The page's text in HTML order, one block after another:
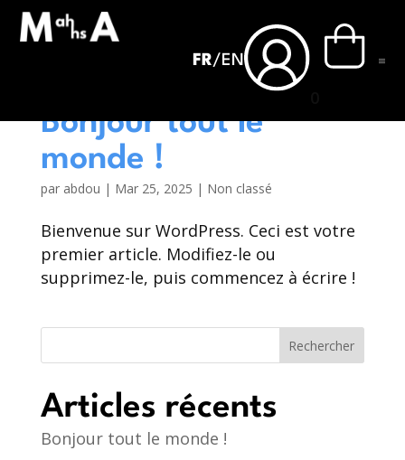
FR/ EN
Bonjour tout le
monde !
par abdou | Mar 25, 2025 | Non classé
Bienvenue sur WordPress. Ceci est votre
premier article. Modifiez-le ou
supprimez-le, puis commencez à écrire !
Rechercher
Articles récents
Bonjour tout le monde !